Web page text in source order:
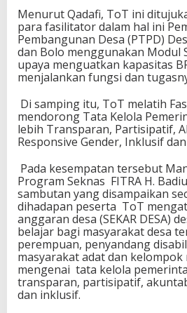
Menurut Qadafi, ToT ini
para fasilitator dalam hal ini
Pembangunan Desa (PTPD)
dan Bolo menggunakan Modul
upaya menguatkan kapasitas
menjalankan fungsi dan
Di samping itu, ToT melatih
mendorong Tata Kelola
lebih Transparan, Partisipatif,
Responsive Gender, Inklusif
Pada kesempatan tersebut
Program Seknas FITRA H.
sambutan yang disampaikan
dihadapan peserta ToT
anggaran desa (SEKAR DESA)
belajar bagi masyarakat desa
perempuan, penyandang
masyarakat adat dan
mengenai tata kelola
transparan, partisipatif,
dan inklusif.